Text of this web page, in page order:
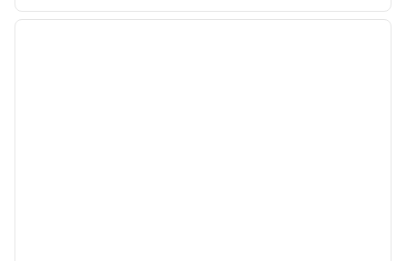
1 dari 12